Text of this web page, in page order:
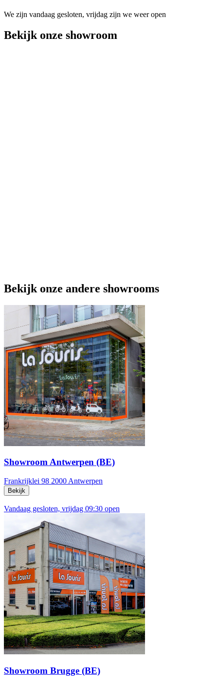
We zijn vandaag gesloten, vrijdag zijn we weer open
Bekijk onze showroom
Bekijk onze andere showrooms
Showroom Antwerpen (BE)
Frankrijklei 98 2000 Antwerpen
Bekijk
Vandaag gesloten, vrijdag 09:30 open
Showroom Brugge (BE)